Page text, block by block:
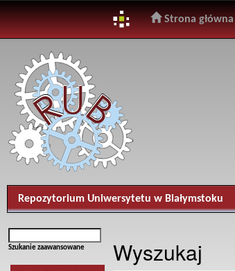
navigation
Strona główna
Repozytorium Uniwersytetu w Białymstoku
Szukanie zaawansowane Wyszukaj